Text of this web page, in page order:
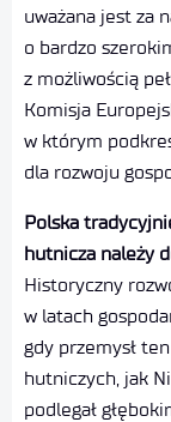
uważana jest za
o bardzo
z możliwością
Komisja
w którym
dla rozwoju
Polska
hutnicza należy
Historyczny
w latach
gdy przemysł
hutniczych, jak
podlegał